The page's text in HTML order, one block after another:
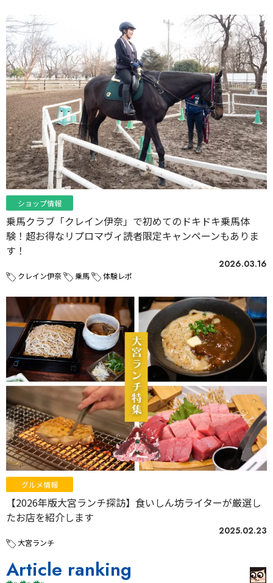
ショップ情報
乗馬クラブ「クレイン伊奈」で初めてのドキドキ乗馬体
験！超お得なリプロマヴィ読者限定キャンペーンもありま
す！
2026.03.16
クレイン伊奈 乗馬 体験レポ
グルメ情報
【2026年版大宮ランチ探訪】食いしん坊ライターが厳選し
たお店を紹介します
2025.02.23
大宮ランチ
Article ranking